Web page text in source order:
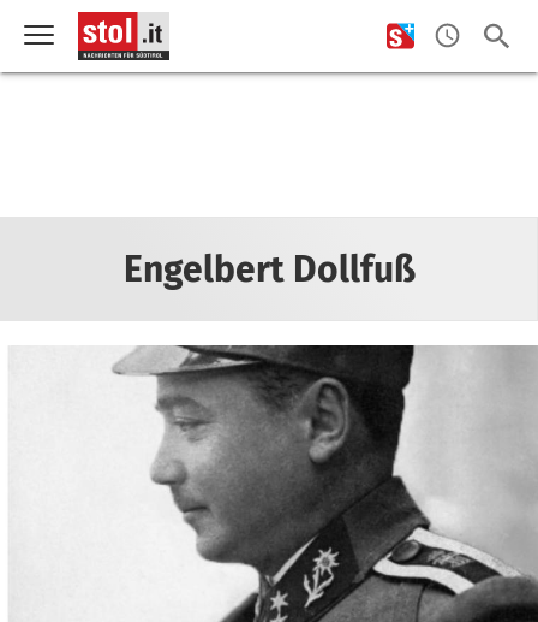
Engelbert Dollfuß